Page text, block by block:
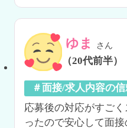
ゆま さん
（20代前半）
＃面接/求人内容の
応募後の対応がすご
ったので安心して面接